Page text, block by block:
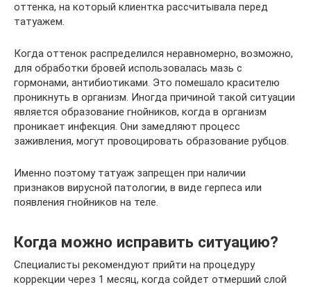
оттенка, на который клиентка рассчитывала перед
татуажем.
Когда оттенок распределился неравномерно, возможно,
для обработки бровей использовалась мазь с
гормонами, антибиотиками. Это помешало красителю
проникнуть в организм. Иногда причиной такой ситуации
является образование гнойников, когда в организм
проникает инфекция. Они замедляют процесс
заживления, могут провоцировать образование рубцов.
Именно поэтому татуаж запрещен при наличии
признаков вирусной патологии, в виде герпеса или
появления гнойников на теле.
Когда можно исправить ситуацию?
Специалисты рекомендуют прийти на процедуру
коррекции через 1 месяц, когда сойдет отмерший слой